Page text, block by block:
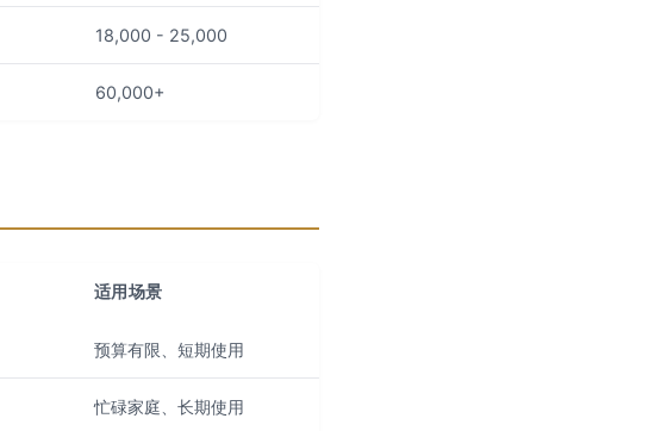
18,000 - 25,000
60,000+
适用场景
预算有限、短期使用
忙碌家庭、长期使用